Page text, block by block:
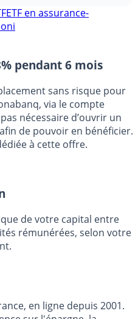
pendant 6 mois
sans risque pour
via le compte
nécessaire d’ouvrir un
à cette offre.
de votre capital entre
rémunérées, selon votre